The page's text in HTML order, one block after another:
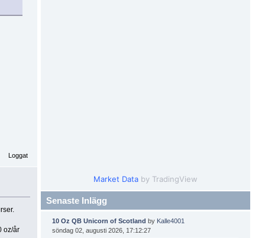
Loggat
oz/år
Market Data by TradingView
Senaste Inlägg
10 Oz QB Unicorn of Scotland by Kalle4001
söndag 02, augusti 2026, 17:12:27